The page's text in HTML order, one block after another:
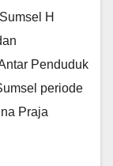
H
Penduduk
periode
Praja